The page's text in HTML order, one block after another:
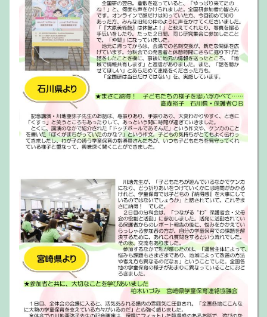
ていますので、ぜひご活用ください。【ダウンロード
へ】
2024.10.5 全国研広報チームニュース No5を掲載
広報ニュースNo.5を発行しました。全国研申し込み締
め切りまであと５日！ 各地域で参加呼びかけのラス
トスパートを迎えていることと思います。参加予定の
方は申し込みをお急ぎください。申込締め切り間近と
いうことで大ボリュームの３頁だてとなっています。
参加の呼びかけなどに活用ください！【ダウンロード
へ】
め切りまであと19日！ 各地域で本格的に参加呼びかけ
が始まっていることと思います。今回の締め切りは
10/9となっていますので、お早目の申し込みをよろし
くお願いします。申込締め切り間近ということで大ボ
リュームの３頁だてとなっています。参加の呼びかけ
などに活用ください！【ダウンロードへ】
2024.9.8 全国研広報チームニュース No3を掲載
広報ニュースNo.3を発行しました。参加への呼びかけ
などに活用ください！【ダウンロードへ】